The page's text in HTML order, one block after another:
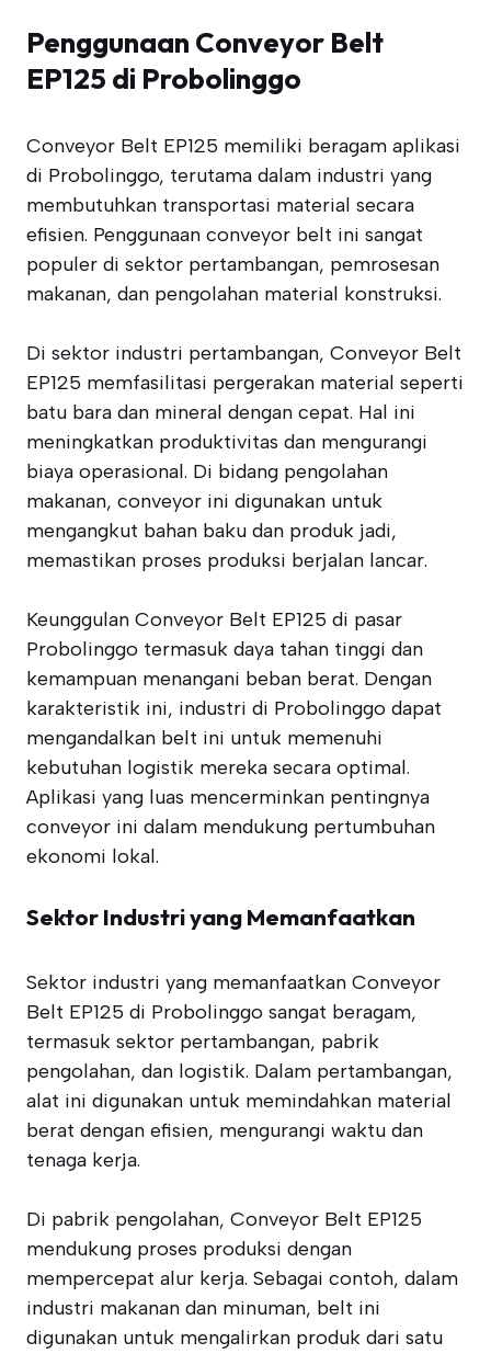
Penggunaan Conveyor Belt
EP125 di Probolinggo
Conveyor Belt EP125 memiliki beragam aplikasi
di Probolinggo, terutama dalam industri yang
membutuhkan transportasi material secara
efisien. Penggunaan conveyor belt ini sangat
populer di sektor pertambangan, pemrosesan
makanan, dan pengolahan material konstruksi.
Di sektor industri pertambangan, Conveyor Belt
EP125 memfasilitasi pergerakan material seperti
batu bara dan mineral dengan cepat. Hal ini
meningkatkan produktivitas dan mengurangi
biaya operasional. Di bidang pengolahan
makanan, conveyor ini digunakan untuk
mengangkut bahan baku dan produk jadi,
memastikan proses produksi berjalan lancar.
Keunggulan Conveyor Belt EP125 di pasar
Probolinggo termasuk daya tahan tinggi dan
kemampuan menangani beban berat. Dengan
karakteristik ini, industri di Probolinggo dapat
mengandalkan belt ini untuk memenuhi
kebutuhan logistik mereka secara optimal.
Aplikasi yang luas mencerminkan pentingnya
conveyor ini dalam mendukung pertumbuhan
ekonomi lokal.
Sektor Industri yang Memanfaatkan
Sektor industri yang memanfaatkan Conveyor
Belt EP125 di Probolinggo sangat beragam,
termasuk sektor pertambangan, pabrik
pengolahan, dan logistik. Dalam pertambangan,
alat ini digunakan untuk memindahkan material
berat dengan efisien, mengurangi waktu dan
tenaga kerja.
Di pabrik pengolahan, Conveyor Belt EP125
mendukung proses produksi dengan
mempercepat alur kerja. Sebagai contoh, dalam
industri makanan dan minuman, belt ini
digunakan untuk mengalirkan produk dari satu